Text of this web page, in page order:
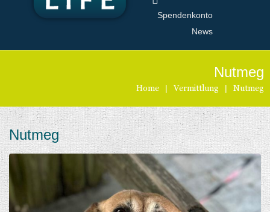
Spendenkonto
News
Nutmeg
Home | Vermittlung | Nutmeg
Nutmeg